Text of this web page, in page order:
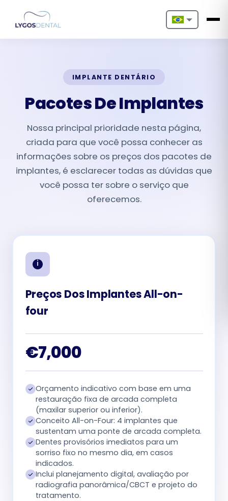
Nederlands
Deutsch
Português
Español
IMPLANTE DENTÁRIO
Pacotes De Implantes
Nossa principal prioridade nesta página,
criada para que você possa conhecer as
informações sobre os preços dos pacotes de
implantes, é esclarecer todas as dúvidas que
você possa ter sobre o serviço que
oferecemos.
Preços Dos Implantes All-on-
four
€7,000
Orçamento indicativo com base em uma
restauração fixa de arcada completa
(maxilar superior ou inferior).
Conceito All-on-Four: 4 implantes que
sustentam uma ponte de arcada completa.
Dentes provisórios imediatos para um
sorriso fixo no mesmo dia, em casos
indicados.
Inclui planejamento digital, avaliação por
radiografia panorâmica/CBCT e projeto do
tratamento.